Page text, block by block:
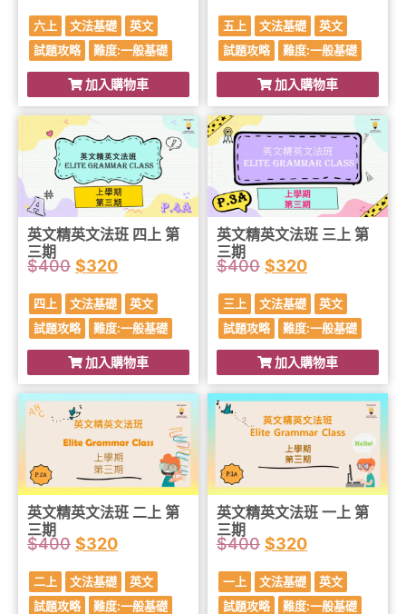
六上 文法基礎
英文
試題攻略
難度:一般基礎
加入購物車
五上 文法基礎
英文
試題攻略
難度:一般基礎
加入購物車
英文精英文法班 四上 第
三期
$400 $320
四上 文法基礎
英文
試題攻略
難度:一般基礎
加入購物車
英文精英文法班 三上 第
三期
$400 $320
三上 文法基礎
英文
試題攻略
難度:一般基礎
加入購物車
英文精英文法班 二上 第
三期
$400 $320
二上 文法基礎
英文
試題攻略
難度:一般基礎
英文精英文法班 一上 第
三期
$400 $320
一上 文法基礎
英文
試題攻略
難度:一般基礎